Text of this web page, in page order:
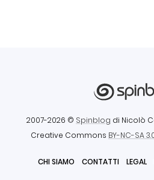
2007-2026 © Spinblog di Nicolò
Creative Commons BY-NC-SA
CHI SIAMO CONTATTI LEGAL